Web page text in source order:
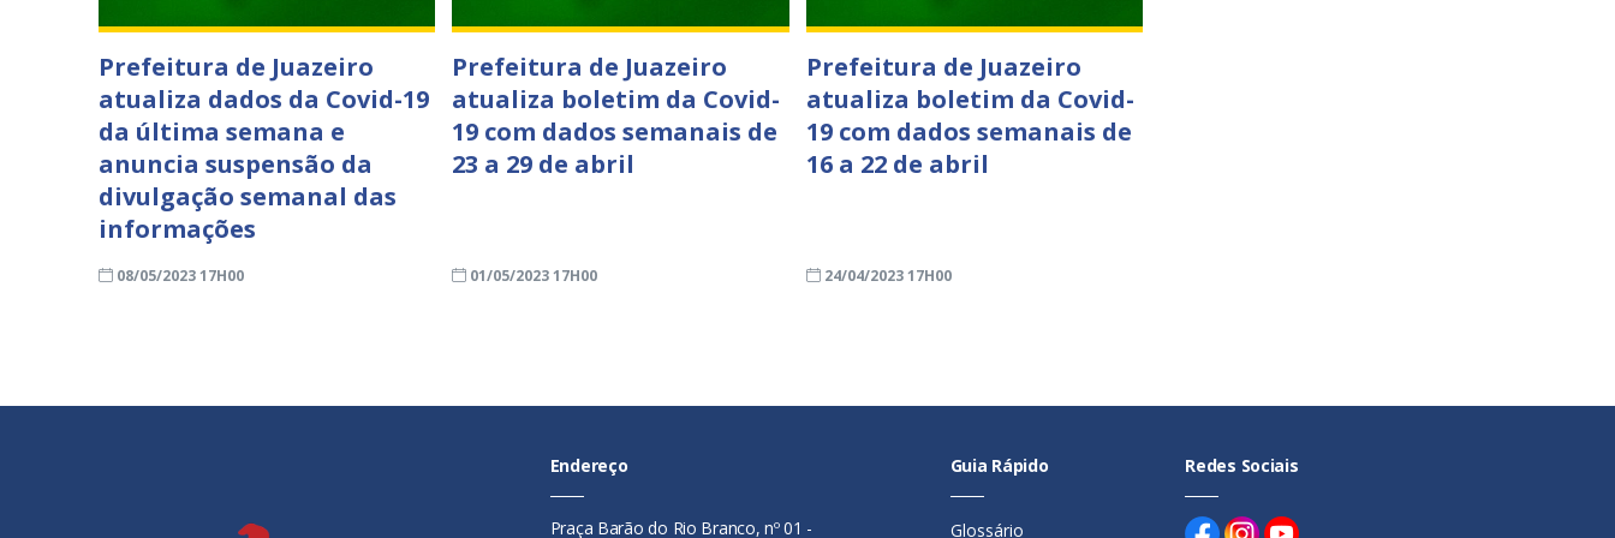
Prefeitura de Juazeiro
atualiza dados da Covid-19
da última semana e
anuncia suspensão da
divulgação semanal das
informações
08/05/2023 17H00
Prefeitura de Juazeiro
atualiza boletim da Covid-
19 com dados semanais de
23 a 29 de abril
01/05/2023 17H00
Prefeitura de Juazeiro
atualiza boletim da Covid-
19 com dados semanais de
16 a 22 de abril
24/04/2023 17H00
Endereço
Praça Barão do Rio Branco, nº 01 -
Guia Rápido
Glossário
Redes Sociais